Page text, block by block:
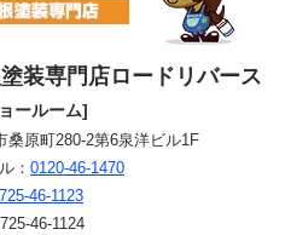
装専門店ロードリバース
ールーム]
桑原町280-2第6泉洋ビル1F
： 0120-46-1470
46-1123
46-1124